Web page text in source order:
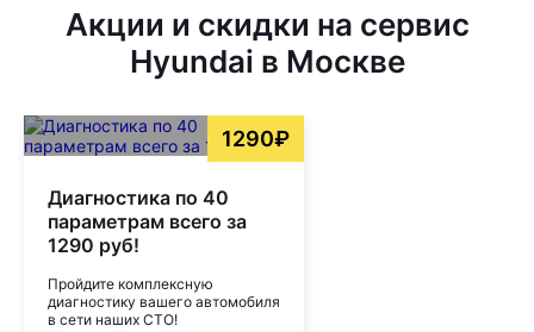
Акции и скидки на сервис
Hyundai в Москве
1290₽
Диагностика по 40
параметрам всего за
1290 руб!
Пройдите комплексную
диагностику вашего автомобиля
в сети наших СТО!